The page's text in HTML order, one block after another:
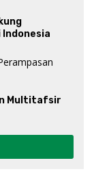
Indonesia
Multitafsir